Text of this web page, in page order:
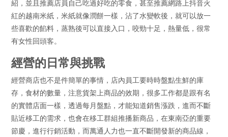
紹，並且推薦店員自己吃過好吃的零食，甚至推薦網路上抖音火
紅的越南米紙，米紙就像潤餅一樣，沾了水變軟後，就可以放一
些喜歡的餡料，蒸熟後可以直接入口，咬勁十足，熱量低，很常
有女性回頭客。
經營的日常與挑戰
經營商店也不是件簡單的事情，店內員工要時時盤點生鮮的庫
存，食材的數量，注意貨架上商品的效期，很多工作都是跟有名
的實體店面一樣，透過每月盤點，才能知道銷售漲跌，進而不斷
貼近移工的需求，也會在移工群組推播新商品，在東南亞的重要
節慶，進行行銷活動，而萬通人力也一直不斷開發新的商品線，